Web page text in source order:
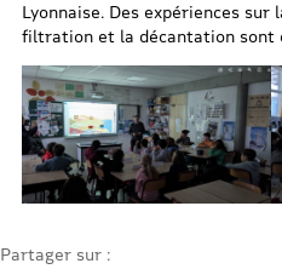
Lyonnaise. Des expériences
filtration et la décantation sont
Partager sur :